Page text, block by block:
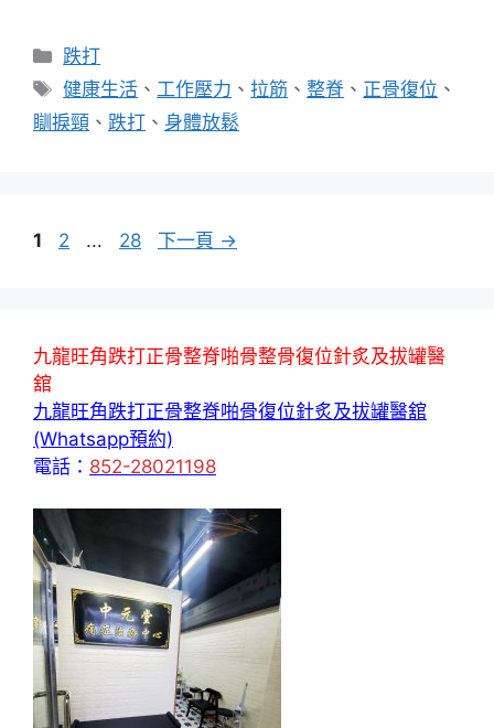
分
類
跌打
標
籤
健康生活 、 工作壓力 、 拉筋 、整脊 、 正骨復位 、
瞓捩頸 、 跌打 、 身體放鬆
頁
1
頁
2 ...
頁
28 下一頁 →
九龍旺角跌打正骨整脊啪骨整骨復位針炙及拔罐醫
舘
九龍旺角跌打正骨整脊啪骨復位針炙及拔罐醫舘
(Whatsapp預約)
電話： 852-28021198